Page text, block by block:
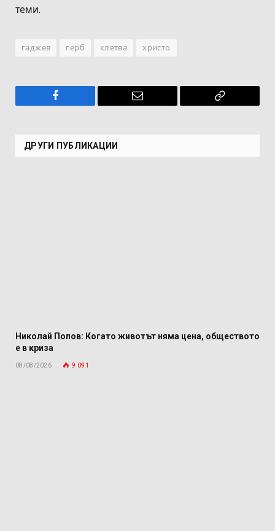
теми.
гаджев герб клетва христо
Facebook Имейл
Копирай
ДРУГИ ПУБЛИКАЦИИ
Николай Попов: Когато животът няма цена, обществото
е в криза
08/08/2026 9 091